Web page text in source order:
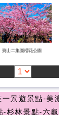
寶山二集團櫻花公園
一景遊景點-美
-杉林景點-六